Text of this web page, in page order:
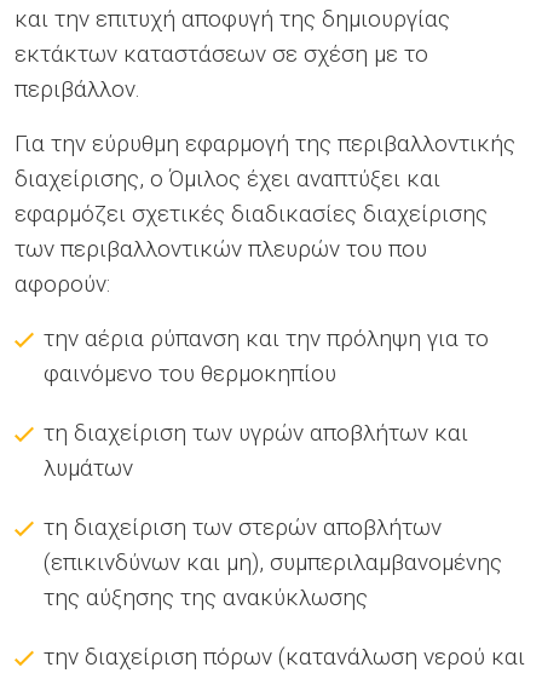
και την επιτυχή αποφυγή της δημιουργίας
εκτάκτων καταστάσεων σε σχέση με το
περιβάλλον.
Για την εύρυθμη εφαρμογή της περιβαλλοντικής
διαχείρισης, ο Όμιλος έχει αναπτύξει και
εφαρμόζει σχετικές διαδικασίες διαχείρισης
των περιβαλλοντικών πλευρών του που
αφορούν:
την αέρια ρύπανση και την πρόληψη για το
φαινόμενο του θερμοκηπίου
τη διαχείριση των υγρών αποβλήτων και
λυμάτων
τη διαχείριση των στερών αποβλήτων
(επικινδύνων και μη), συμπεριλαμβανομένης
της αύξησης της ανακύκλωσης
την διαχείριση πόρων (κατανάλωση νερού και